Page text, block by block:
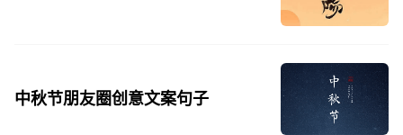
中秋节朋友圈创意文案句子